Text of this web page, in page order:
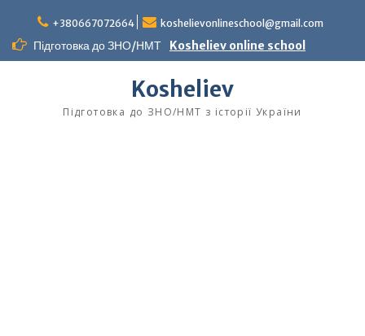
вмісту
+380667072664 koshelievonlineschool@gmail.com
Підготовка до ЗНО/НМТ Kosheliev online school
Kosheliev
Підготовка до ЗНО/НМТ з історії України